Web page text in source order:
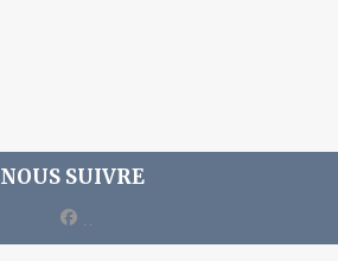
NOUS SUIVRE
facebook